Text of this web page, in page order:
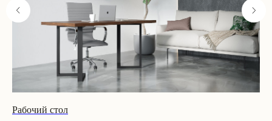
Рабочий стол